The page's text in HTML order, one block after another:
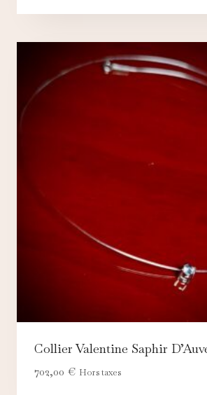
Collier Valentine Saphir
702,00 € Hors taxes